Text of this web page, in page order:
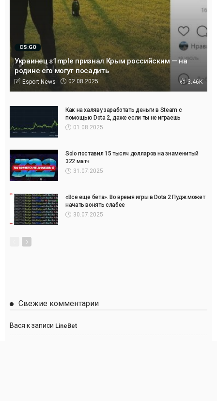
CS:GO
Украинец s1mple признал Крым российским — на
родине его могут посадить
Esport News 02.08.2025 3.46K
Как на халяву заработать деньги в Steam с
помощью Dota 2, даже если ты не играешь
01.08.2025
Solo поставил 15 тысяч долларов на знаменитый
322 матч
31.07.2025
«Все еще бета». Во время игры в Dota 2 Пудж может
начать вонять слабее
30.07.2025
Свежие комментарии
Вася к записи LineBet